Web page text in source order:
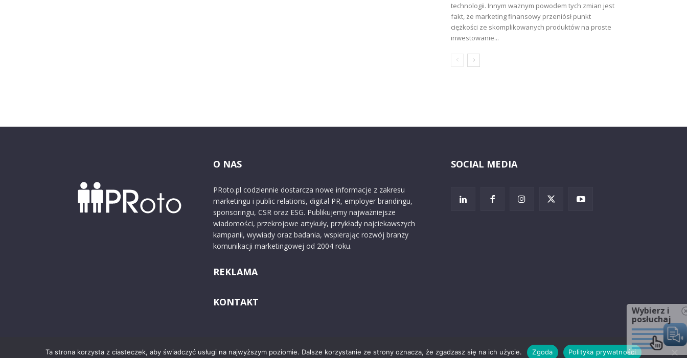
technologii. Innym ważnym powodem tych zmian jest
fakt, że marketing finansowy przeniósł punkt
ciężkości ze skomplikowanych produktów na proste
inwestowanie...
O NAS
PRoto.pl codziennie dostarcza nowe informacje z zakresu
marketingu i public relations, digital PR, employer brandingu,
sponsoringu, CSR oraz ESG. Publikujemy najważniejsze
wiadomości, przekrojowe artykuły, przykłady najciekawszych
kampanii, wywiady oraz badania, wspierając rozwój branży
komunikacji marketingowej od 2004 roku.
REKLAMA
KONTAKT
SOCIAL MEDIA
Ta strona korzysta z ciasteczek, aby świadczyć usługi na najwyższym poziomie. Dalsze korzystanie ze strony oznacza, że zgadzasz się na ich użycie. Zgoda Polityka prywatności
Wybierz i
posłuchaj